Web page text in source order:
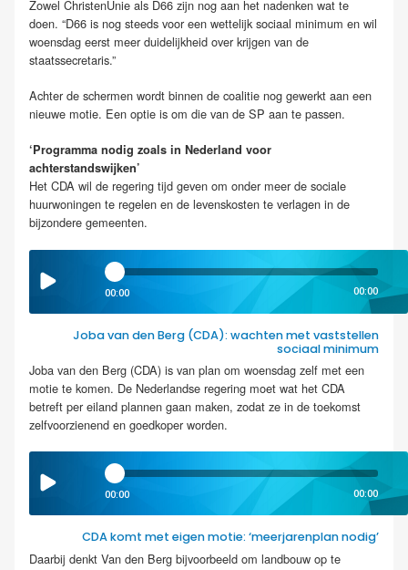
Zowel ChristenUnie als D66 zijn nog aan het nadenken wat te
doen. “D66 is nog steeds voor een wettelijk sociaal minimum en wil
woensdag eerst meer duidelijkheid over krijgen van de
staatssecretaris.”
Achter de schermen wordt binnen de coalitie nog gewerkt aan een
nieuwe motie. Een optie is om die van de SP aan te passen.
‘Programma nodig zoals in Nederland voor
achterstandswijken’
Het CDA wil de regering tijd geven om onder meer de sociale
huurwoningen te regelen en de levenskosten te verlagen in de
bijzondere gemeenten.
00:00 00:00
Joba van den Berg (CDA): wachten met vaststellen
sociaal minimum
Joba van den Berg (CDA) is van plan om woensdag zelf met een
motie te komen. De Nederlandse regering moet wat het CDA
betreft per eiland plannen gaan maken, zodat ze in de toekomst
zelfvoorzienend en goedkoper worden.
00:00 00:00
CDA komt met eigen motie: ‘meerjarenplan nodig’
Daarbij denkt Van den Berg bijvoorbeeld om landbouw op te